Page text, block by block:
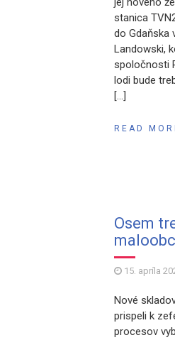
stanica
do Gdaňska
Landowski,
spoločnosti
lodi bude
[…]
READ
Osem
15. apríla
Nové
prispeli k
procesov